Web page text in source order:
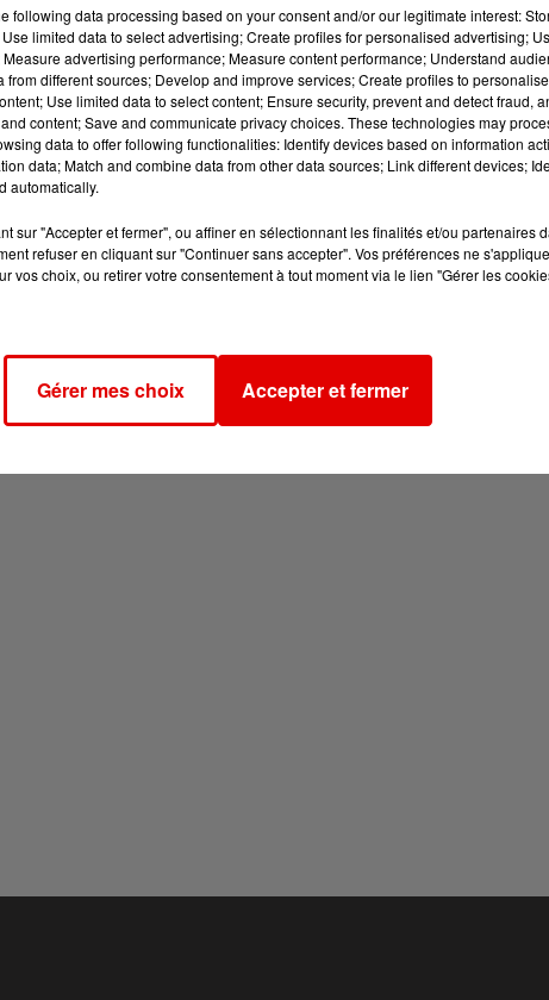
auprès des internautes ardennais.
following data processing based on your consent and/or our legitimate interest:
limited data to select advertising; Create profiles for personalised advertising;
advertising performance; Measure content performance; Understand
from different sources; Develop and improve services; Create profiles to
Use limited data to select content; Ensure security, prevent and detect fraud,
content; Save and communicate privacy choices. These technologies may
data to offer following functionalities: Identify devices based on information
data; Match and combine data from other data sources; Link different devices;
automatically.
sur "Accepter et fermer", ou affiner en sélectionnant les finalités et/ou partenaires
refuser en cliquant sur "Continuer sans accepter". Vos préférences ne
vos choix, ou retirer votre consentement à tout moment via le lien "Gérer les
Gérer mes choix Accepter et fermer